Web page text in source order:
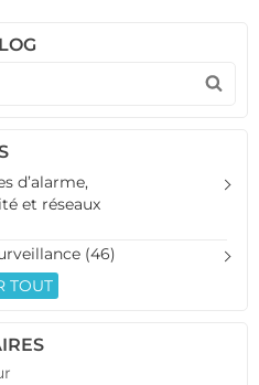
d’alarme,
et réseaux
(46)
TOUT